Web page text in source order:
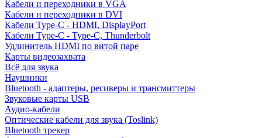
Кабели и переходники в VGA
Кабели и переходники в DVI
Кабели Type-C - HDMI, DisplayPort
Кабели Type-C - Type-C, Thunderbolt
Удлинитель HDMI по витой паре
Карты видеозахвата
Всё для звука
Наушники
Bluetooth - адаптеры, ресиверы и трансмиттеры
Звуковые карты USB
Аудио-кабели
Оптические кабели для звука (Toslink)
Bluetooth трекер